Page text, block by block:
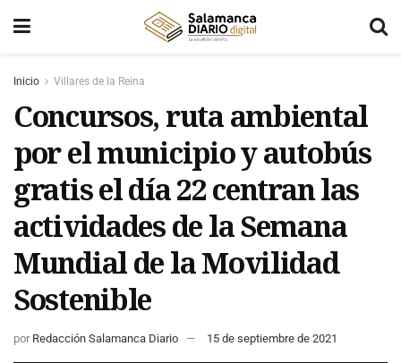
Inicio Villares de la Reina
Concursos, ruta ambiental
por el municipio y autobús
gratis el día 22 centran las
actividades de la Semana
Mundial de la Movilidad
Sostenible
por Redacción Salamanca Diario 15 de septiembre de 2021